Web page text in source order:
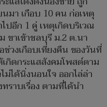
มา เกือบ 10 คน ก่อเหตุ
ปอีก 1 คู่ เหตุเกิดบริเวณ
าเข้าชลบุรี ม.2 ต.นา
ช่วงเกือบเที่ยงคืน ของวันที่
กิดกระแสสังคมโพสต์ตาม
ม่ได้นิ่งนอนใจ ออกไล่ล่า
าบเรื่อง ตามที่ได้นำ